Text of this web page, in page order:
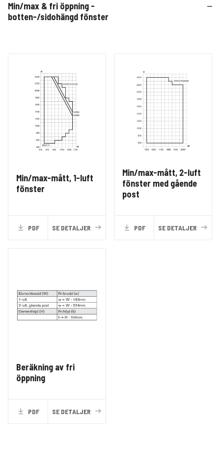
Min/max & fri öppning -
botten-/sidohängd fönster
Min/max-mått, 1-luft
fönster
PDF SE DETALJER
Min/max-mått, 2-luft
fönster med gående
post
PDF SE DETALJER
Beräkning av fri
öppning
PDF SE DETALJER